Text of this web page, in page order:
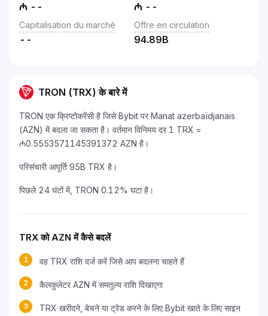
₼ -- ₼ --
Capitalisation du marché
--
Offre en circulation
94.89B
TRON (TRX) के बारे में
TRON एक क्रिप्टोकरेंसी है जिसे Bybit पर Manat azerbaïdjanais
(AZN) में बदला जा सकता है। वर्तमान विनिमय दर 1 TRX =
₼0.5553571145391372 AZN है।
परिसंचारी आपूर्ति 95B TRX है।
पिछले 24 घंटों में, TRON 0.12% घटा है।
TRX को AZN में कैसे बदलें
1 वह TRX राशि दर्ज करें जिसे आप बदलना चाहते हैं
2 कैलकुलेटर AZN में समतुल्य राशि दिखाएगा
3
TRX खरीदने, बेचने या ट्रेड करने के लिए Bybit खाते के लिए साइन